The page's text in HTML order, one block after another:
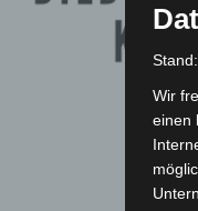
Wir
einen